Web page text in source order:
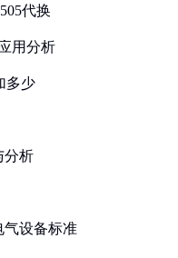
代换
用分析
多少
分析
气设备标准